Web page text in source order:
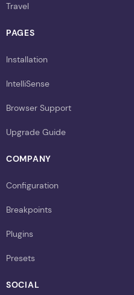
Travel
PAGES
Installation
IntelliSense
Browser Support
Upgrade Guide
COMPANY
Configuration
Breakpoints
Plugins
Presets
SOCIAL